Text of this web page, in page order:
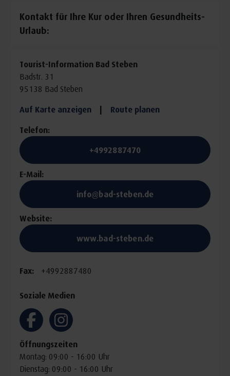
- 6 Übernachtungen mit Frühstück*
- Medizinischer Eingangs-Check
- Inkl. Bad Stebener Wohlfühl-Paket mit zahlreichen
Inklusivleistungen
- 13 Übernachtungen mit Frühstück*
- Medizinischer Eingangs-Check
- 10 Radonbäder
- 4 x 3 Stunden Wasserwelten für die Therme Bad Steben
- inkl. Bad Stebener Wohlfühl-Paket mit zahlreichen
Inklusivleistungen
- inkl. Kurtaxe
*Frühstück ist nur bei Buchung in Hotel/Pension
Preis pro Person):
relexa Hotel Bad Steben**** -Basic: DZ 873,00 € / EZ
933,00 €
Kontakt für Ihre Kur oder Ihren Gesundheits-
Urlaub:
Tourist-Information Bad Steben
Badstr. 31
95138 Bad Steben
Auf Karte anzeigen | Route planen
Telefon:
+4992887470
E-Mail:
info@bad-steben.de
Website:
www.bad-steben.de
Fax: +4992887480
Soziale Medien
Öffnungszeiten
Montag: 09:00 - 16:00 Uhr
Dienstag: 09:00 - 16:00 Uhr